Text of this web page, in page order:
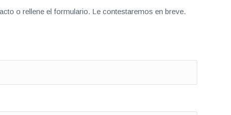
o rellene el formulario. Le contestaremos en breve.